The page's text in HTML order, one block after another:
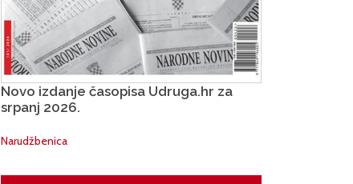
Novo izdanje časopisa Udruga.hr za
srpanj 2026.
Narudžbenica